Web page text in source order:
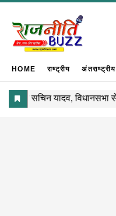
HOME राष्ट्रीय अंतराष्ट्रीय